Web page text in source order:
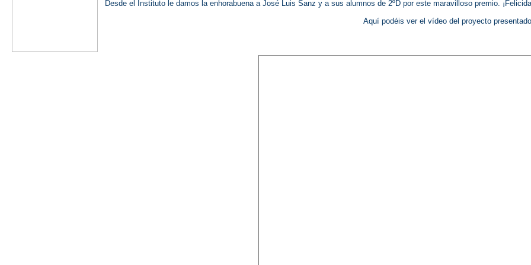
Desde el Instituto le damos la enhorabuena a José Luis Sanz y a sus alumnos de 2ºD por este maravilloso premio.
Aquí podéis ver el vídeo del proyecto